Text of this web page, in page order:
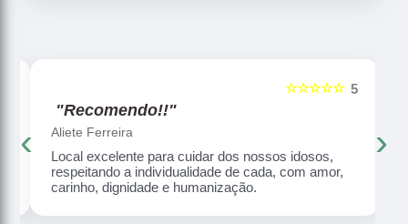
5
☆☆☆☆☆
"Recomendo!!"
Aliete Ferreira
Local excelente para cuidar dos nossos idosos,
respeitando a individualidade de cada, com amor,
carinho, dignidade e humanização.
‹ ›